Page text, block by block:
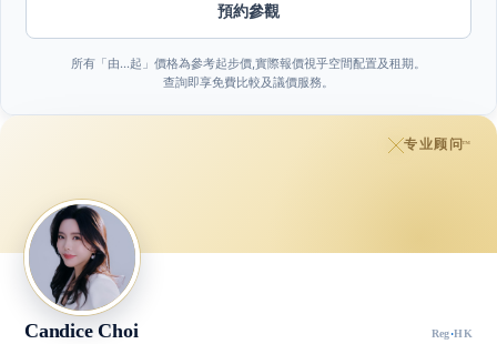
預約參觀
所有「由…起」價格為參考起步價,實際報價視乎空間配置及租期。
查詢即享免費比較及議價服務。
专业顾问™
Candice Choi Reg·HK